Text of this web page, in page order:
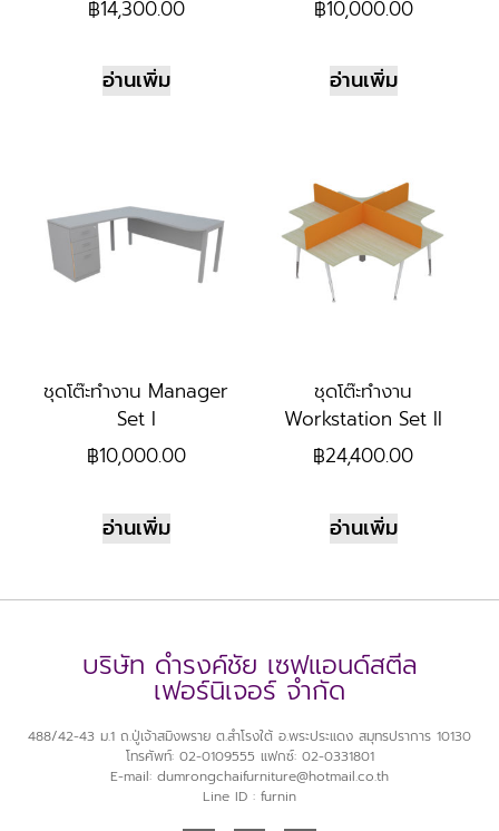
฿14,300.00
อ่านเพิ่ม
฿10,000.00
อ่านเพิ่ม
ชุดโต๊ะทำงาน Manager
Set I
฿10,000.00
อ่านเพิ่ม
ชุดโต๊ะทำงาน
Workstation Set II
฿24,400.00
อ่านเพิ่ม
บริษัท ดำรงค์ชัย เซฟแอนด์สตีล
เฟอร์นิเจอร์ จำกัด
488/42-43 ม.1 ถ.ปู่เจ้าสมิงพราย ต.สำโรงใต้ อ.พระประแดง สมุทรปราการ 10130
โทรศัพท์: 02-0109555 แฟกซ์: 02-0331801
E-mail: dumrongchaifurniture@hotmail.co.th
Line ID : furnin